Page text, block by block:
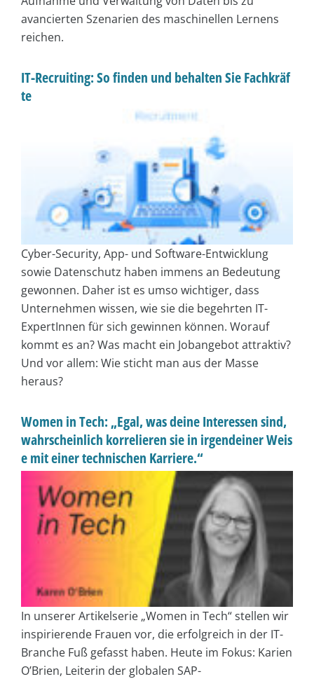
avancierten Szenarien des maschinellen Lernens
reichen.
IT-Recruiting: So finden und behalten Sie Fachkräf
te
Cyber-Security, App- und Software-Entwicklung
sowie Datenschutz haben immens an Bedeutung
gewonnen. Daher ist es umso wichtiger, dass
Unternehmen wissen, wie sie die begehrten IT-
ExpertInnen für sich gewinnen können. Worauf
kommt es an? Was macht ein Jobangebot attraktiv?
Und vor allem: Wie sticht man aus der Masse
heraus?
Women in Tech: „Egal, was deine Interessen sind,
wahrscheinlich korrelieren sie in irgendeiner Weis
e mit einer technischen Karriere.“
In unserer Artikelserie „Women in Tech“ stellen wir
inspirierende Frauen vor, die erfolgreich in der IT-
Branche Fuß gefasst haben. Heute im Fokus: Karien
O’Brien, Leiterin der globalen SAP-